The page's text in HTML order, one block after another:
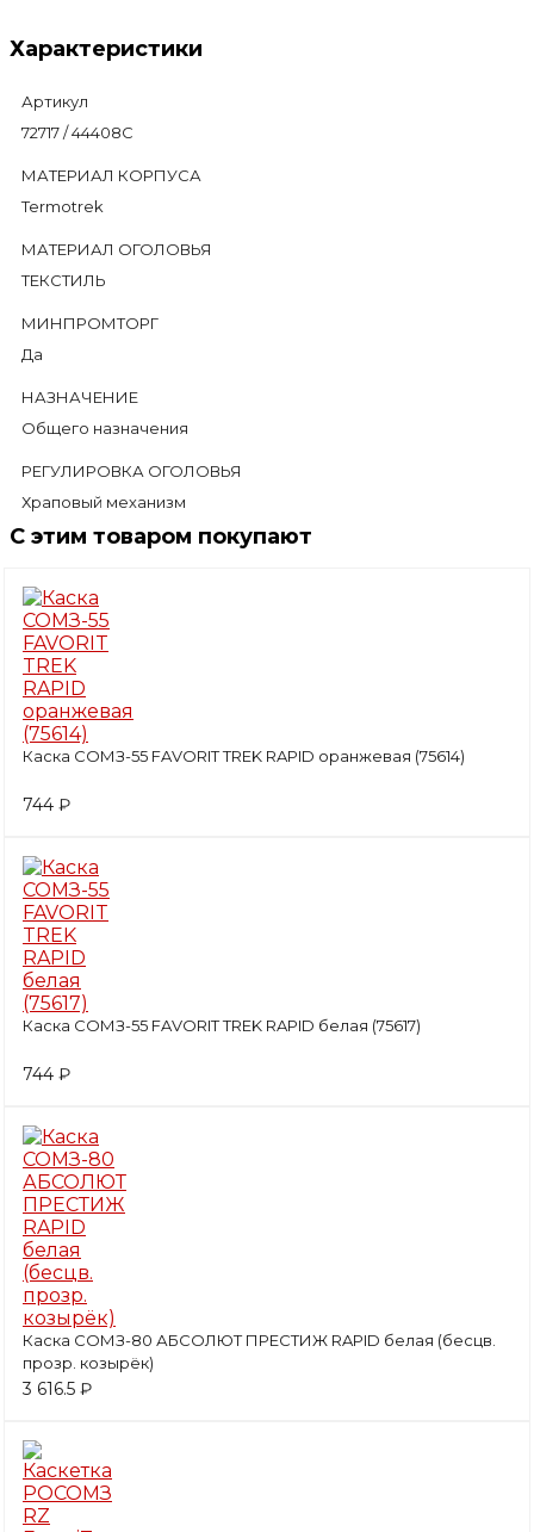
Характеристики
Артикул
72717 / 44408С
МАТЕРИАЛ КОРПУСА
Termotrek
МАТЕРИАЛ ОГОЛОВЬЯ
ТЕКСТИЛЬ
МИНПРОМТОРГ
Да
НАЗНАЧЕНИЕ
Общего назначения
РЕГУЛИРОВКА ОГОЛОВЬЯ
Храповый механизм
С этим товаром покупают
Каска СОМЗ-55 FAVORIT TREK RAPID оранжевая (75614)
744 ₽
Каска СОМЗ-55 FAVORIT TREK RAPID белая (75617)
744 ₽
Каска СОМЗ-80 АБСОЛЮТ ПРЕСТИЖ RAPID белая (бесцв.
прозр. козырёк)
3 616.5 ₽